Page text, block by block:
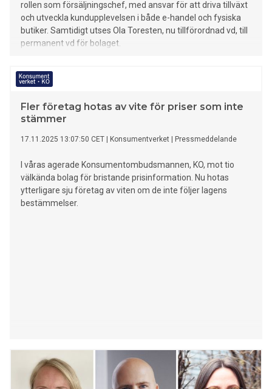
rollen som försäljningschef, med ansvar för att driva tillväxt
och utveckla kundupplevelsen i både e-handel och fysiska
butiker. Samtidigt utses Ola Toresten, nu tillförordnad vd, till
permanent vd för bolaget.
Fler företag hotas av vite för priser som inte
stämmer
17.11.2025 13:07:50 CET Konsumentverket Pressmeddelande
I våras agerade Konsumentombudsmannen, KO, mot tio
välkända bolag för bristande prisinformation. Nu hotas
ytterligare sju företag av viten om de inte följer lagens
bestämmelser.